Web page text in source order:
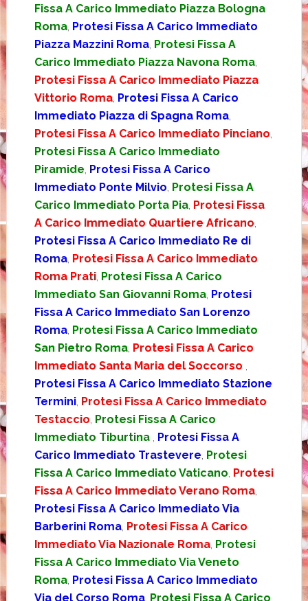
Fissa A Carico Immediato Piazza Bologna
Roma, Protesi Fissa A Carico Immediato
Piazza Mazzini Roma, Protesi Fissa A
Carico Immediato Piazza Navona Roma,
Protesi Fissa A Carico Immediato Piazza
Vittorio Roma, Protesi Fissa A Carico
Immediato Piazza di Spagna Roma,
Protesi Fissa A Carico Immediato Pinciano
Protesi Fissa A Carico Immediato
Piramide Protesi Fissa A Carico
Immediato Ponte Milvio Protesi Fissa A
Carico Immediato Porta Pia, Protesi Fissa
A Carico Immediato Quartiere Africano
Protesi Fissa A Carico Immediato Re di
Roma, Protesi Fissa A Carico Immediato
Roma Prati, Protesi Fissa A Carico
Immediato San Giovanni Roma, Protesi
Fissa A Carico Immediato San Lorenzo
Roma, Protesi Fissa A Carico Immediato
San Pietro Roma, Protesi Fissa A Carico
Immediato Santa Maria del Soccorso
Protesi Fissa A Carico Immediato Stazione
Termini, Protesi Fissa A Carico Immediato
Testaccio Protesi Fissa A Carico
Immediato Tiburtina
Protesi Fissa A
Carico Immediato Trastevere Protesi
Fissa A Carico Immediato Vaticano Protesi
Fissa A Carico Immediato Verano Roma,
Protesi Fissa A Carico Immediato Via
Barberini Roma, Protesi Fissa A Carico
Immediato Via Nazionale Roma, Protesi
Fissa A Carico Immediato Via Veneto
Roma, Protesi Fissa A Carico Immediato
Via del Corso Roma, Protesi Fissa A Carico